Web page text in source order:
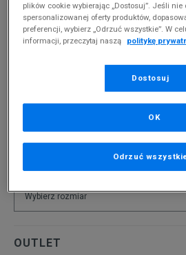
zł cena rekomendowana przez producenta
239,99 zł
PRODUKT NIEDOSTĘPNY
Jeśli artykuł będzie ponownie
Wybierz rozmiar
OUTLET
plików cookie wybierając „Dostosuj”. Jeśli
spersonalizowanej oferty produktów,
preferencji, wybierz „Odrzuć wszystkie”. W
informacji, przeczytaj naszą
politykę
Dostosuj
Odrzuć
OK